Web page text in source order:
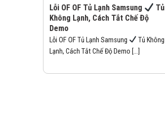
Lỗi OF OF Tủ Lạnh Samsung
Tủ
Không Lạnh, Cách Tắt Chế Độ
Demo
Lỗi OF OF Tủ Lạnh Samsung
Tủ Không
Lạnh, Cách Tắt Chế Độ Demo [...]